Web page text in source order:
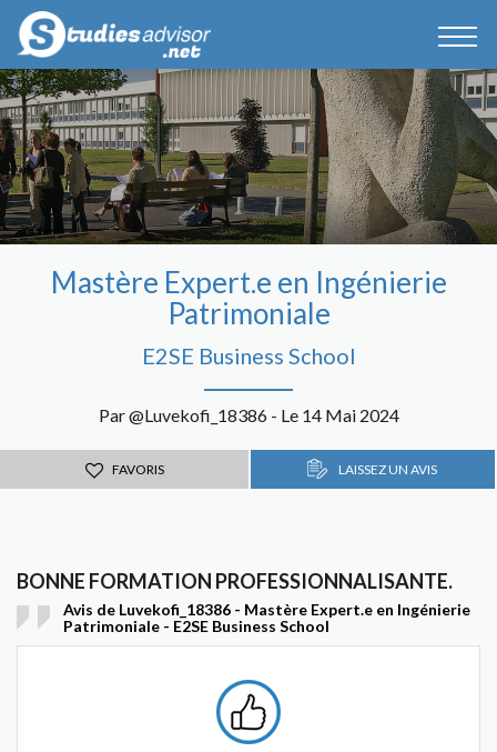
Mastère Expert.e en Ingénierie
Patrimoniale
E2SE Business School
Par @Luvekofi_18386 - Le 14 Mai 2024
FAVORIS LAISSEZ UN AVIS
BONNE FORMATION PROFESSIONNALISANTE.
Avis de Luvekofi_18386 - Mastère Expert.e en Ingénierie
Patrimoniale - E2SE Business School